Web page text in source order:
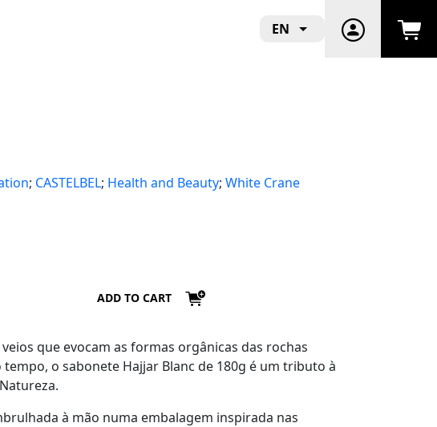
EN
; CASTELBEL; Health and Beauty; White Crane
ADD TO CART
que evocam as formas orgânicas das rochas
tempo, o sabonete Hajjar Blanc de 180g é um tributo à
à mão numa embalagem inspirada nas